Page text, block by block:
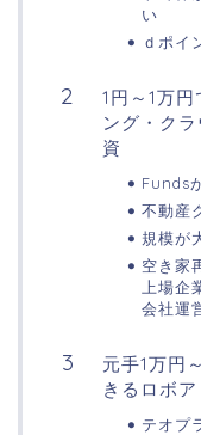
い
ｄポイ
1円～1万
ング・ク
資
Funds
不動産
規模が
空き家
上場
会社運
元手1万円
きるロボア
テオプ